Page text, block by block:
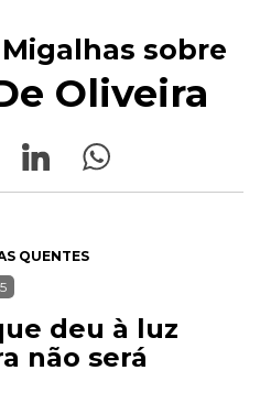
sobre
Oliveira
QUENTES
deu à luz
não será